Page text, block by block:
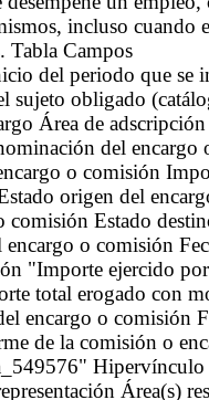
incluso cuando
Tabla Campos
del periodo que se
sujeto obligado
Área de
del
o comisión
origen del
comisión Estado
o comisión
"Importe ejercido
total erogado con
encargo o comisión
de la comisión o
Área(s)